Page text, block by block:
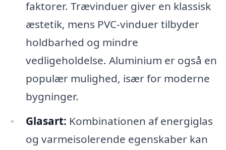
faktorer. Trævinduer giver en klassisk
æstetik, mens PVC-vinduer tilbyder
holdbarhed og mindre
vedligeholdelse. Aluminium er også en
populær mulighed, især for moderne
bygninger.
Glasart: Kombinationen af energiglas
og varmeisolerende egenskaber kan